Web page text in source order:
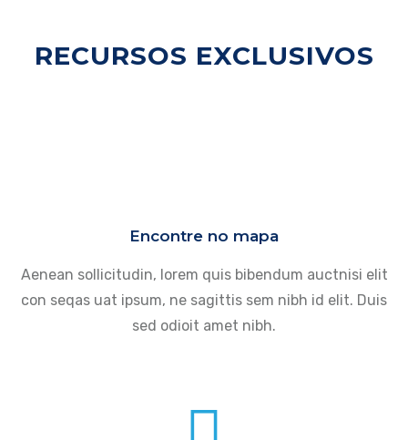
RECURSOS EXCLUSIVOS
Encontre no mapa
Aenean sollicitudin, lorem quis bibendum auctnisi elit
con seqas uat ipsum, ne sagittis sem nibh id elit. Duis
sed odioit amet nibh.